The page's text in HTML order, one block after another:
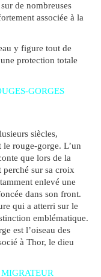
de nombreuses
associée à la
y figure tout de
protection totale
GORGES
siècles,
le rouge-gorge. L’un
que lors de la
sur sa croix
enlevé une
dans son front.
qui a atterri sur le
emblématique.
est l’oiseau des
à Thor, le dieu